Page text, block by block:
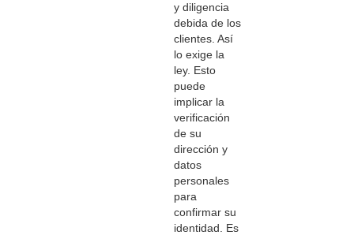
y diligencia
debida de los
clientes. Así
lo exige la
ley. Esto
puede
implicar la
verificación
de su
dirección y
datos
personales
para
confirmar su
identidad. Es